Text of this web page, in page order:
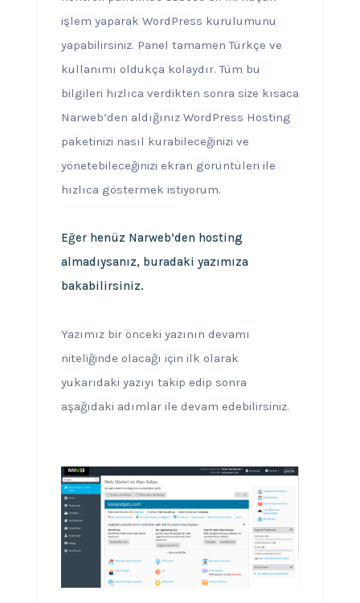
işlem yaparak WordPress kurulumunu
yapabilirsiniz. Panel tamamen Türkçe ve
kullanımı oldukça kolaydır. Tüm bu
bilgileri hızlıca verdikten sonra size kısaca
Narweb’den aldığınız WordPress Hosting
paketinizi nasıl kurabileceğinizi ve
yönetebileceğinizi ekran görüntüleri ile
hızlıca göstermek istiyorum.
Eğer henüz Narweb’den hosting
almadıysanız, buradaki yazımıza
bakabilirsiniz.
Yazımız bir önceki yazının devamı
niteliğinde olacağı için ilk olarak
yukarıdaki yazıyı takip edip sonra
aşağıdaki adımlar ile devam edebilirsiniz.